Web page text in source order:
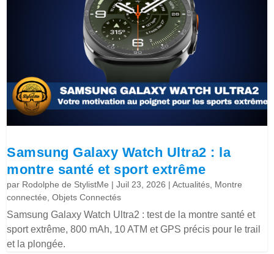
Samsung Galaxy Watch Ultra2 : la
montre santé et sport extrême
par Rodolphe de StylistMe |Juil 23, 2026 |Actualités Montre
connectée ,Objets Connectés
Samsung Galaxy Watch Ultra2 : test de la montre santé et
sport extrême, 800 mAh, 10 ATM et GPS précis pour le trail
et la plongée.